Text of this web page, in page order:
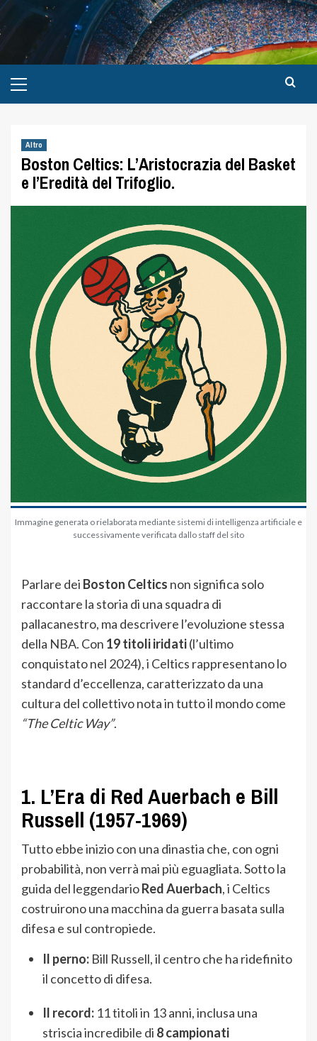
Altro
Boston Celtics: L’Aristocrazia del Basket
e l’Eredità del Trifoglio.
Immagine generata o rielaborata mediante sistemi di intelligenza artificiale e
successivamente verificata dallo staff del sito
Parlare dei Boston Celtics non significa solo
raccontare la storia di una squadra di
pallacanestro, ma descrivere l’evoluzione stessa
della NBA. Con 19 titoli iridati(l’ultimo
conquistato nel 2024), i Celtics rappresentano lo
standard d’eccellenza, caratterizzato da una
cultura del collettivo nota in tutto il mondo come
“The Celtic Way”.
1. L’Era di Red Auerbach e Bill
Russell (1957-1969)
Tutto ebbe inizio con una dinastia che, con ogni
probabilità, non verrà mai più eguagliata. Sotto la
guida del leggendarioRed Auerbach, i Celtics
costruirono una macchina da guerra basata sulla
difesa e sul contropiede.
Il perno: Bill Russell, il centro che ha ridefinito
il concetto di difesa.
Il record: 11 titoli in 13 anni, inclusa una
striscia incredibile di 8 campionati